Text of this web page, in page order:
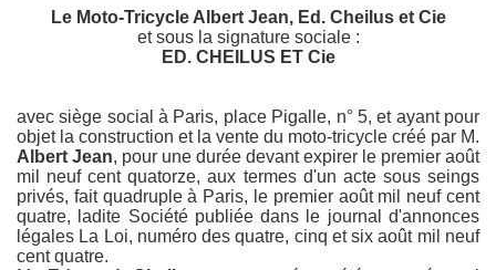
Le Moto-Tricycle Albert Jean, Ed. Cheilus et Cie
et sous la signature sociale :
ED. CHEILUS ET Cie
avec siège social à Paris, place Pigalle, n° 5, et ayant pour
objet la construction et la vente du moto-tricycle créé par M.
Albert Jean, pour une durée devant expirer le premier août
mil neuf cent quatorze, aux termes d'un acte sous seings
privés, fait quadruple à Paris, le premier août mil neuf cent
quatre, ladite Société publiée dans le journal d'annonces
légales La Loi, numéro des quatre, cinq et six août mil neuf
cent quatre.